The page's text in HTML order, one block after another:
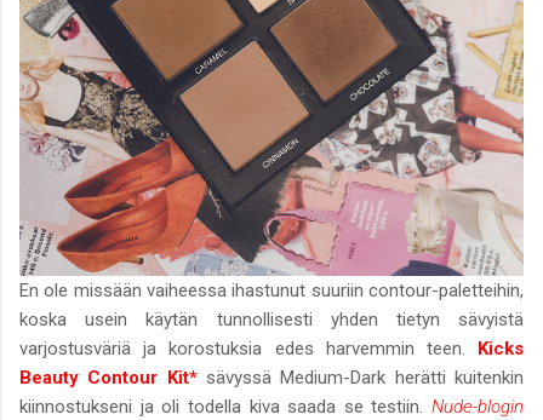
En ole missään vaiheessa ihastunut suuriin contour-paletteihin,
koska usein käytän tunnollisesti yhden tietyn sävyistä
varjostusväriä ja korostuksia edes harvemmin teen. Kicks
Beauty Contour Kit*sävyssä Medium-Dark herätti kuitenkin
kiinnostukseni ja oli todella kiva saada se testiin. Nude-blogin